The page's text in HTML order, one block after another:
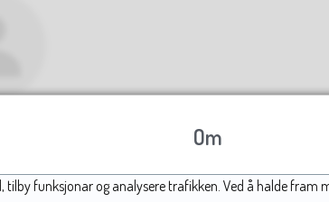
Om
funksjonar og analysere trafikken. Ved å halde fram